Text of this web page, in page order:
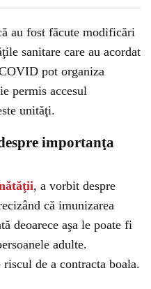
au fost făcute modificări
sanitare care au acordat
pot organiza
permis accesul
unităţi.
importanţa
, a vorbit despre
că imunizarea
deoarece aşa le poate fi
adulte.
de a contracta boala.